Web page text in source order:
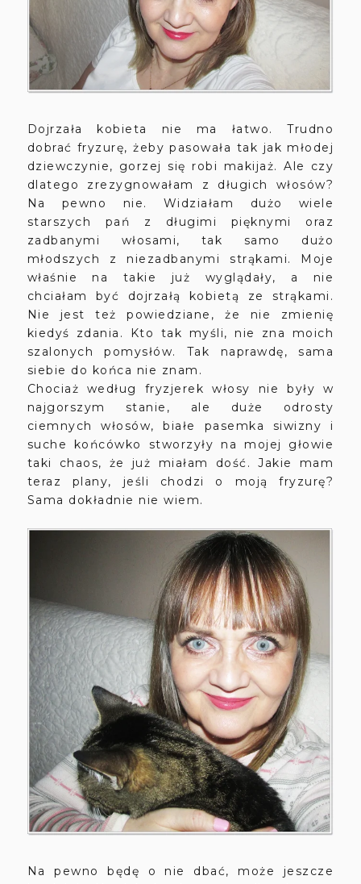
Dojrzała kobieta nie ma łatwo. Trudno
dobrać fryzurę, żeby pasowała tak jak młodej
dziewczynie, gorzej się robi makijaż. Ale czy
dlatego zrezygnowałam z długich włosów?
Na pewno nie. Widziałam dużo wiele
starszych pań z długimi pięknymi oraz
zadbanymi włosami, tak samo dużo
młodszych z niezadbanymi strąkami. Moje
właśnie na takie już wyglądały, a nie
chciałam być dojrzałą kobietą ze strąkami.
Nie jest też powiedziane, że nie zmienię
kiedyś zdania. Kto tak myśli, nie zna moich
szalonych pomysłów. Tak naprawdę, sama
siebie do końca nie znam.
Chociaż według fryzjerek włosy nie były w
najgorszym stanie, ale duże odrosty
ciemnych włosów, białe pasemka siwizny i
suche końcówko stworzyły na mojej głowie
taki chaos, że już miałam dość. Jakie mam
teraz plany, jeśli chodzi o moją fryzurę?
Sama dokładnie nie wiem.
Na pewno będę o nie dbać, może jeszcze